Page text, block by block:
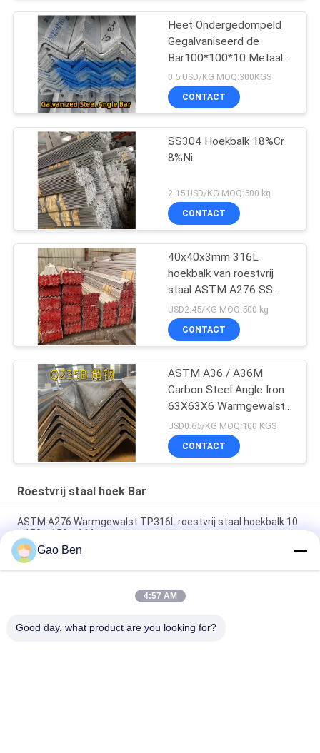
Heet Ondergedompeld
Gegalvaniseerd de
Bar100*100*10 Metaal
10# ASTM A36 van de
Staalhoek
0.5 USD/KG MOQ:300KGS
CONTACT
SS304 Hoekbalk 18%Cr
8%Ni
2.15 USD/KG MOQ:500 kg
CONTACT
40x40x3mm 316L
hoekbalk van roestvrij
staal ASTM A276 SS
316L hoekbalk
USD2.45/KG MOQ:500 kg
CONTACT
ASTM A36 / A36M
Carbon Steel Angle Iron
63X63X6 Warmgewalste
gelijkhoekige staaf
USD0.65/KG MOQ:100 KGS
CONTACT
Roestvrij staal hoek Bar
ASTM A276 Warmgewalst TP316L roestvrij staal hoekbalk 10
x 150 x 150 x 6 M
Warmgewalst (AR) 316L roestvrij staal hoekbalk 10 x 100 x 100
x 6 M, 316L SS hoek
Astm A276 Aisi316l Sus316l roestvrij staal hoekbalk
Gao Ben
4:57 AM
Good day, what product are you looking for?